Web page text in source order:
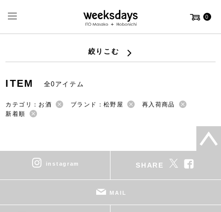
0
絞りこむ
ITEM 全0アイテム
カテゴリ：お酒 ブランド：松野屋
再入荷商品
新着順
instagram SHARE
MAIL